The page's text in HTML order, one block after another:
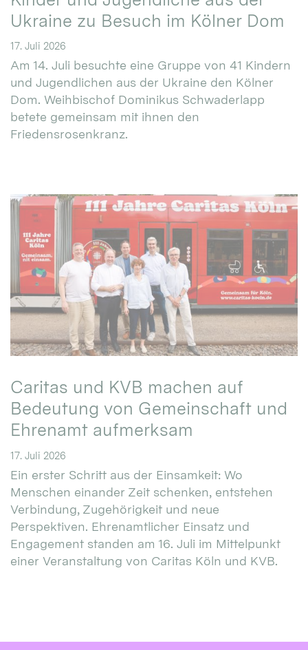
Ukraine zu Besuch im Kölner Dom
17. Juli 2026
Am 14. Juli besuchte eine Gruppe von 41 Kindern
und Jugendlichen aus der Ukraine den Kölner
Dom. Weihbischof Dominikus Schwaderlapp
betete gemeinsam mit ihnen den
Friedensrosenkranz.
Caritas und KVB machen auf
Bedeutung von Gemeinschaft und
Ehrenamt aufmerksam
17. Juli 2026
Ein erster Schritt aus der Einsamkeit: Wo
Menschen einander Zeit schenken, entstehen
Verbindung, Zugehörigkeit und neue
Perspektiven. Ehrenamtlicher Einsatz und
Engagement standen am 16. Juli im Mittelpunkt
einer Veranstaltung von Caritas Köln und KVB.